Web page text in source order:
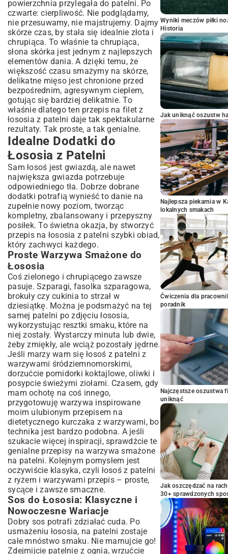
powierzchnia przylegała do patelni. Po
czwarte: cierpliwość. Nie podglądamy,
nie przesuwamy, nie majstrujemy. Dajmy
skórze czas, by stała się idealnie złota i
chrupiąca. To właśnie ta chrupiąca,
słona skórka jest jednym z najlepszych
elementów dania. A dzięki temu, że
większość czasu smażymy na skórze,
delikatne mięso jest chronione przed
bezpośrednim, agresywnym ciepłem,
gotując się bardziej delikatnie. To
właśnie dlatego ten przepis na filet z
łososia z patelni daje tak spektakularne
rezultaty. Tak proste, a tak genialne.
Idealne Dodatki do
Łososia z Patelni
Sam łosoś jest gwiazdą, ale nawet
największa gwiazda potrzebuje
odpowiedniego tła. Dobrze dobrane
dodatki potrafią wynieść to danie na
zupełnie nowy poziom, tworząc
kompletny, zbalansowany i przepyszny
posiłek. To świetna okazja, by stworzyć
przepis na łososia z patelni szybki obiad,
który zachwyci każdego.
Proste Warzywa Smażone do
Łososia
Coś zielonego i chrupiącego zawsze
pasuje. Szparagi, fasolka szparagowa,
brokuły czy cukinia to strzał w
dziesiątkę. Można je podsmażyć na tej
samej patelni po zdjęciu łososia,
wykorzystując resztki smaku, które na
niej zostały. Wystarczy minuta lub dwie,
żeby zmiękły, ale wciąż pozostały jędrne.
Jeśli marzy wam się łosoś z patelni z
warzywami śródziemnomorskimi,
dorzućcie pomidorki koktajlowe, oliwki i
posypcie świeżymi ziołami. Czasem, gdy
mam ochotę na coś innego,
przygotowuję warzywa inspirowane
moim ulubionym przepisem na
dietetycznego kurczaka z warzywami, bo
technika jest bardzo podobna. A jeśli
szukacie więcej inspiracji, sprawdźcie te
genialne przepisy na warzywa smażone
na patelni. Kolejnym pomysłem jest
oczywiście klasyka, czyli łosoś z patelni
z ryżem i warzywami przepis – proste,
sycące i zawsze smaczne.
Sos do Łososia: Klasyczne i
Nowoczesne Wariacje
Dobry sos potrafi zdziałać cuda. Po
usmażeniu łososia, na patelni zostaje
całe mnóstwo smaku. Nie marnujcie go!
Zdejmijcie patelnię z ognia, wrzućcie
Wyniki meczów piłki
Historia
Jak uniknąć oszustw
Najlepsza piekarnia w
lokalnych smakach
Ćwiczenia dla
poradnik
Najczęstsze oszustwa
uniknąć
Jak oszczędzać na
30+ sprawdzonych